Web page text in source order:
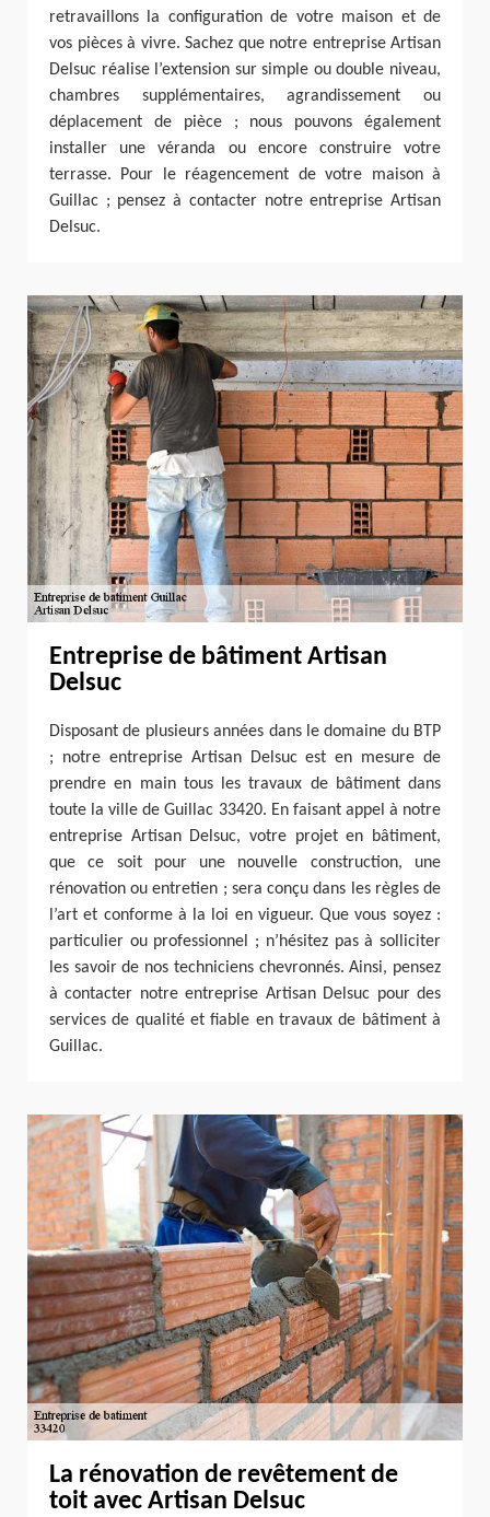
retravaillons la configuration de votre maison et de
vos pièces à vivre. Sachez que notre entreprise Artisan
Delsuc réalise l’extension sur simple ou double niveau,
chambres supplémentaires, agrandissement ou
déplacement de pièce ; nous pouvons également
installer une véranda ou encore construire votre
terrasse. Pour le réagencement de votre maison à
Guillac ; pensez à contacter notre entreprise Artisan
Delsuc.
Entreprise de bâtiment Artisan
Delsuc
Disposant de plusieurs années dans le domaine du BTP
; notre entreprise Artisan Delsuc est en mesure de
prendre en main tous les travaux de bâtiment dans
toute la ville de Guillac 33420. En faisant appel à notre
entreprise Artisan Delsuc, votre projet en bâtiment,
que ce soit pour une nouvelle construction, une
rénovation ou entretien ; sera conçu dans les règles de
l’art et conforme à la loi en vigueur. Que vous soyez :
particulier ou professionnel ; n’hésitez pas à solliciter
les savoir de nos techniciens chevronnés. Ainsi, pensez
à contacter notre entreprise Artisan Delsuc pour des
services de qualité et fiable en travaux de bâtiment à
Guillac.
La rénovation de revêtement de
toit avec Artisan Delsuc